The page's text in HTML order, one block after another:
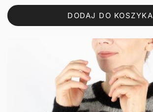
DODAJ DO KOSZYKA